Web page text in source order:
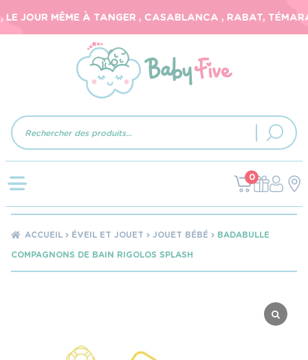
JOUR MÊME À TANGER , CASABLANCA , RABAT,
Recherche
de
produits
0
ACCUEIL ÉVEIL ET JOUET JOUET BÉBÉ
BADABULLE
COMPAGNONS DE BAIN RIGOLOS SPLASH